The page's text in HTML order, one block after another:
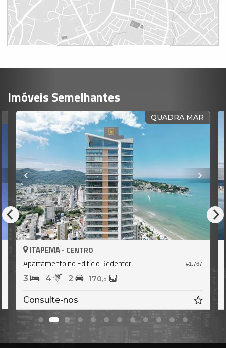
Imóveis Semelhantes
QUADRA MAR
#1.767
ITAPEMA - CENTRO
Apartamento no Edifício Redentor
3 4 2 170,0
Consulte-nos